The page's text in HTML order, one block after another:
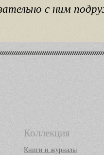
с ним
Коллекция
Книги и журналы